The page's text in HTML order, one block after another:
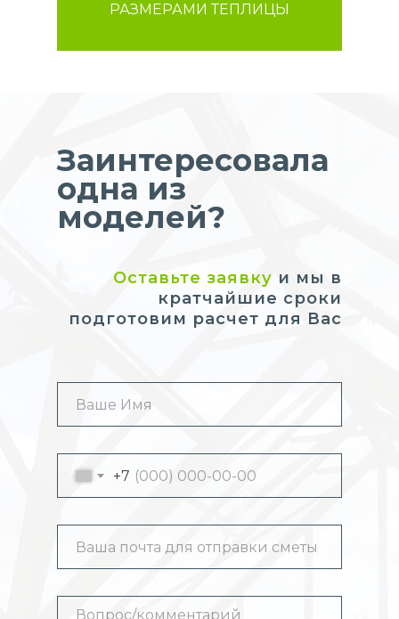
РАЗМЕРАМИ ТЕПЛИЦЫ
РАЗМЕРАМИ ТЕПЛИЦЫ
РАЗМЕРАМИ ТЕПЛИЦЫ
РАЗМЕРАМИ ТЕПЛИЦЫ
РАЗМЕРАМИ ТЕПЛИЦЫ
Заинтересовала
одна из
моделей?
+7
Оставьте заявку и мы в
кратчайшие сроки
подготовим расчет для Вас